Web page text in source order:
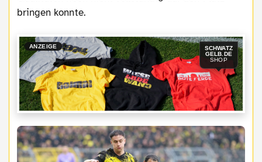
bringen konnte.
ANZEIGE
SCHWATZ
GELB.DE
SHOP